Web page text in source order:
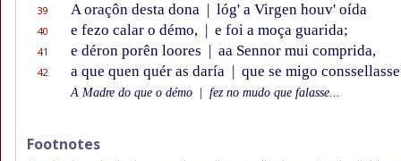
39 A oraçôn desta dona | lóg' a Virgen houv' oída
40 e fezo calar o démo, | e foi a moça guarida;
41 e déron porên loores | aa Sennor mui comprida,
42 a que quen quér as daría | que se migo
A Madre do que o démo fez no mudo que falasse...
Footnotes